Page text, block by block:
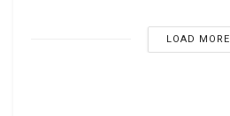
LOAD MORE